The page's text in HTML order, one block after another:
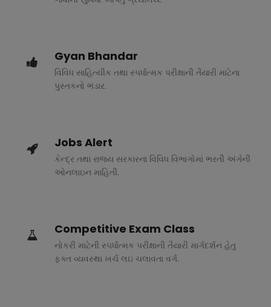
Gyan Bhandar
વિવિધ સાહિત્યીક તથા સ્પર્ધાત્મક પરીક્ષાની તૈયારી માટેના
પુસ્તકનો ભંડાર.
Jobs Alert
કેન્દ્ર તથા રાજ્ય સરકારના વિવિધ વિભાગોમાં ભરતી અંગેની
ઓનલાઇન માહિતી.
Competitive Exam Class
નોકરી માટેની સ્પર્ધાત્મક પરીક્ષાની તૈયારી માર્ગદર્શન હેતુ
ફક્ત વ્યવસ્થા ખર્ચ લઇ ચલાવતા વર્ગ.